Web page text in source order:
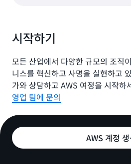
에 IT 팀은 더 이상 수동 업데이트,
은 작업을 처리할 필요가 없습니다
조정과 같은 작업을 처리할 팀을 구
AWS는 업데이트에 대해 알려주고
만 묻기 때문에 시간을 크게 절약할
결과 | 성장을 지원하기 위한 AWS
lexoffice는 이제 AWS를 사용하여
면서 온라인 고객 기반을 확장하고
시작하기
모든 산업에서 다양한 규모의 조직
니스를 혁신하고 사명을 실현하고
가와 상담하고 AWS 여정을 시작하
영업 팀에 문의
AWS 계정 생